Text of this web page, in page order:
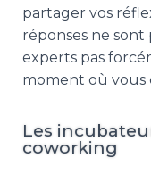
partager vos
réponses ne sont
experts pas
moment où vous
Les
coworking